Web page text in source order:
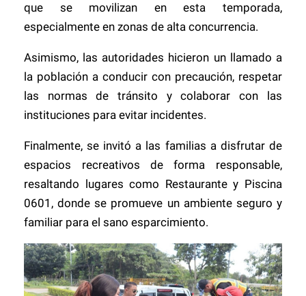
que se movilizan en esta temporada,
especialmente en zonas de alta concurrencia.
Asimismo, las autoridades hicieron un llamado a
la población a conducir con precaución, respetar
las normas de tránsito y colaborar con las
instituciones para evitar incidentes.
Finalmente, se invitó a las familias a disfrutar de
espacios recreativos de forma responsable,
resaltando lugares como Restaurante y Piscina
0601, donde se promueve un ambiente seguro y
familiar para el sano esparcimiento.